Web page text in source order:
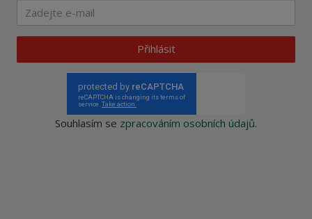
Přihlásit
Souhlasím se zpracováním osobních údajů.